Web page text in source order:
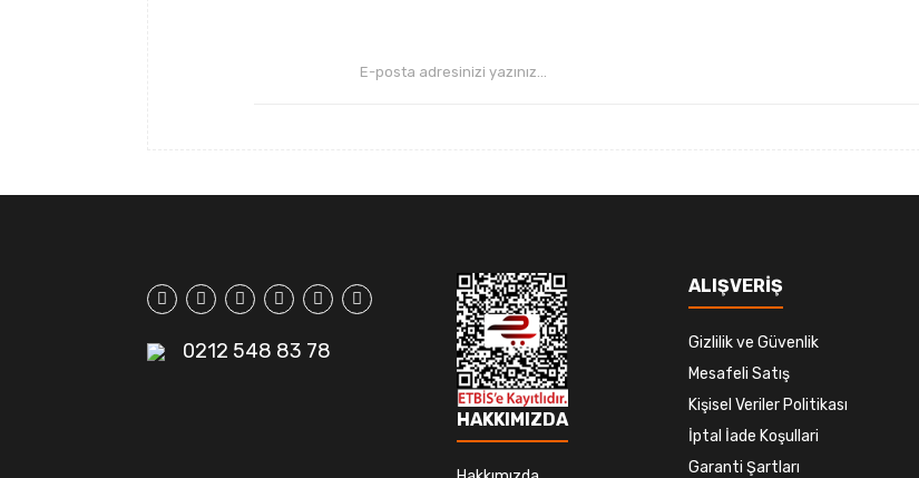
0212 548 83 78
HAKKIMIZDA
ALIŞVERİŞ
Gizlilik ve Güvenlik
Mesafeli Satış
Kişisel Veriler Politikası
İptal İade Koşullari
Garanti Şartları